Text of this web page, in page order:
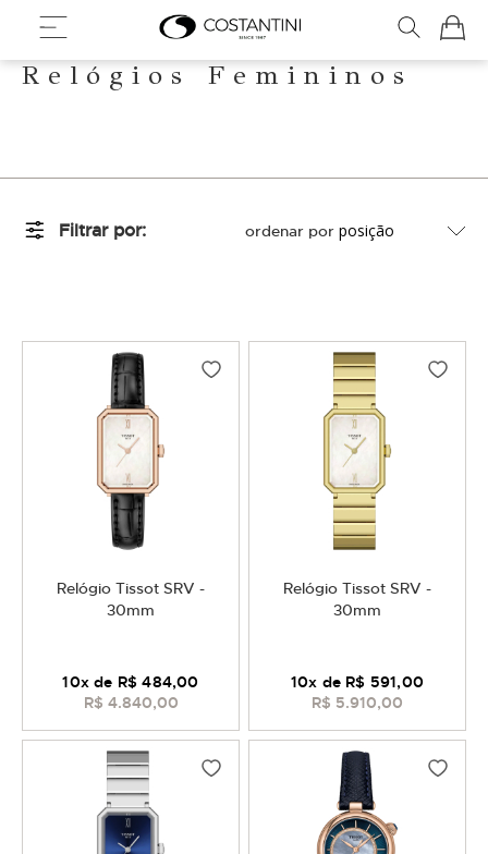
Meu
Relógios Femininos
Relógio Tissot SRV -
30mm
R$ 4.840,00
10x de R$ 484,00
Relógio Tissot SRV -
30mm
R$ 5.910,00
10x de R$ 591,00
Filtrar por ordenar por